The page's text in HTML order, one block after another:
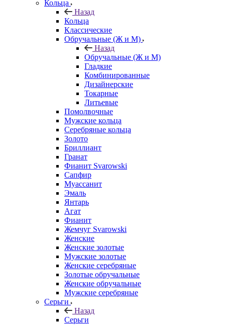
Кольца
Назад
Кольца
Классические
Обручальные (Ж и М)
Назад
Обручальные (Ж и М)
Гладкие
Комбинированные
Дизайнерские
Токарные
Литьевые
Помолвочные
Мужские кольца
Серебряные кольца
Золото
Бриллиант
Гранат
Фианит Svarowski
Сапфир
Муассанит
Эмаль
Янтарь
Агат
Фианит
Жемчуг Svarowski
Женские
Женские золотые
Мужские золотые
Женские серебряные
Золотые обручальные
Женские обручальные
Мужские серебряные
Серьги
Назад
Серьги